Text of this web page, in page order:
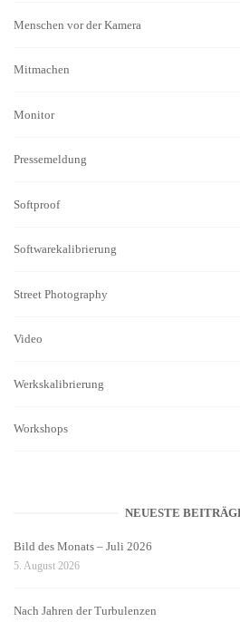
Menschen vor der Kamera
Mitmachen
Monitor
Pressemeldung
Softproof
Softwarekalibrierung
Street Photography
Video
Werkskalibrierung
Workshops
NEUESTE
Bild des Monats – Juli 2026
5. August 2026
Nach Jahren der Turbulenzen